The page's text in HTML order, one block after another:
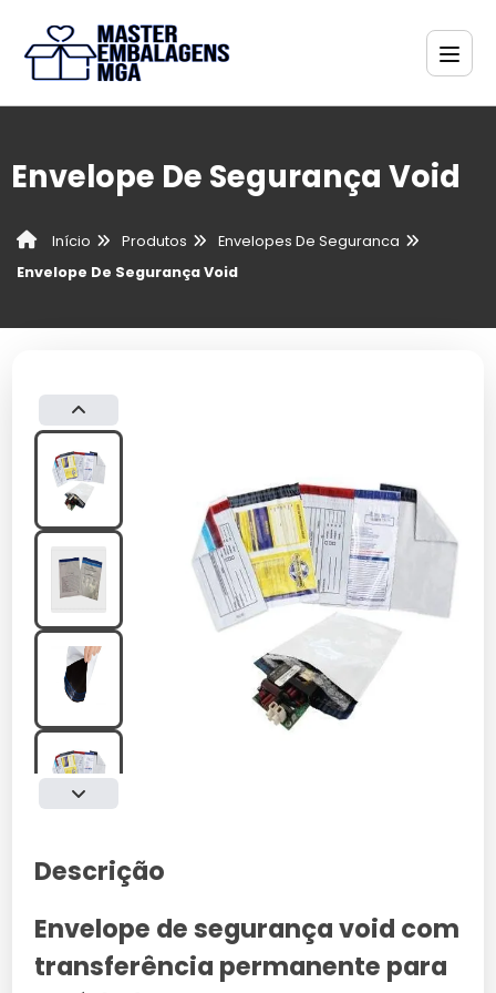
Envelope De Segurança Void
Início Produtos
Envelopes De Seguranca
Envelope De Segurança Void
Descrição
Envelope de segurança void com
transferência permanente para